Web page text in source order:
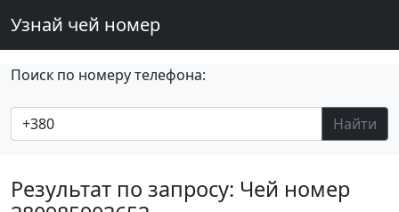
Узнай чей номер
Поиск по номеру телефона:
Найти
Результат по запросу: Чей номер